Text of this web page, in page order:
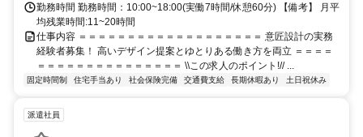
勤務時間 勤務時間：10:00~18:00(実働7時間/休憩60分) 【備考】 月平
均残業時間:11~20時間
仕事内容 ＝＝＝＝＝＝＝＝＝＝＝＝＝＝＝＝＝＝＝ 意匠設計の実務
経験者募集！ 高いデザイン提案とゆとりある働き方を両立 ＝＝＝＝
＝＝＝＝＝＝＝＝＝＝＝＝＝＝＝ \\この求人のポイント!// ...
固定時間制 住宅手当あり 社会保険完備 交通費支給 長期休暇あり 土日祝休み
派遣社員